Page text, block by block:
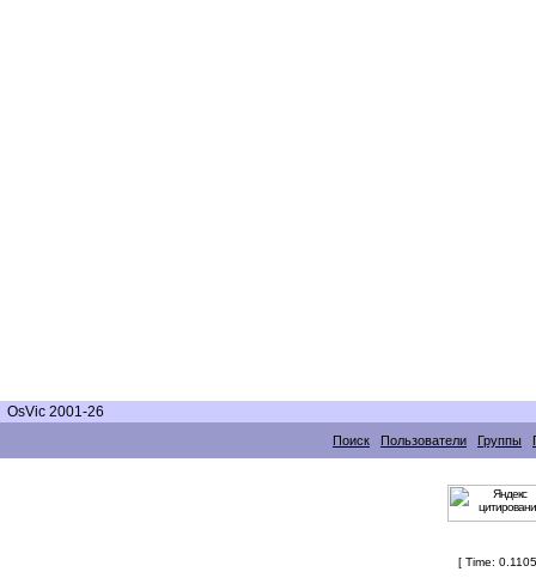
OsVic 2001-26
Поиск Пользователи Группы
[ Time: